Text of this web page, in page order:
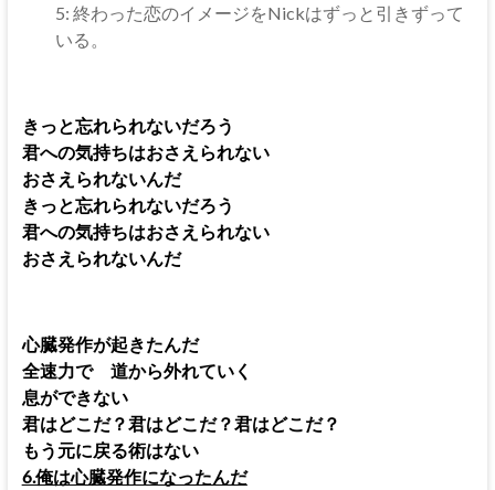
5: 終わった恋のイメージをNickはずっと引きずって
いる。
きっと忘れられないだろう
君への気持ちはおさえられない
おさえられないんだ
きっと忘れられないだろう
君への気持ちはおさえられない
おさえられないんだ
心臓発作が起きたんだ
全速力で 道から外れていく
息ができない
君はどこだ？君はどこだ？君はどこだ？
もう元に戻る術はない
6.俺は心臓発作になったんだ